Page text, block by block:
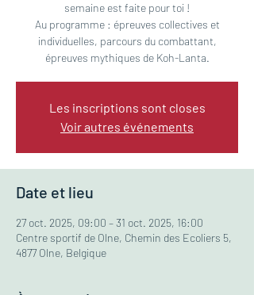
semaine est faite pour toi !
Au programme : épreuves collectives et
individuelles, parcours du combattant,
épreuves mythiques de Koh-Lanta.
Les inscriptions sont closes
Voir autres événements
Date et lieu
27 oct. 2025, 09:00 – 31 oct. 2025, 16:00
Centre sportif de Olne, Chemin des Ecoliers 5,
4877 Olne, Belgique